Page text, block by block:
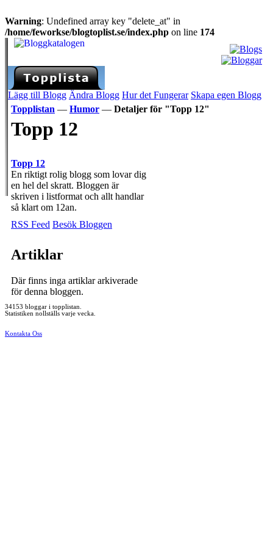
Warning: Undefined array key "delete_at" in
/home/feworkse/blogtoplist.se/index.php on line 174
Lägg till Blogg Ändra Blogg Hur det Fungerar Skapa egen Blogg
Topplistan — Humor — Detaljer för "Topp 12"
Topp 12
Topp 12
En riktigt rolig blogg som lovar dig
en hel del skratt. Bloggen är
skriven i listformat och allt handlar
så klart om 12an.
RSS Feed Besök Bloggen
Artiklar
Där finns inga artiklar arkiverade
för denna bloggen.
34153 bloggar i topplistan.
Statistiken nollställs varje vecka.
Kontakta Oss